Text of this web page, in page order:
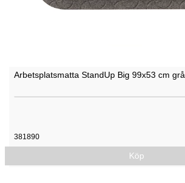
Arbetsplatsmatta StandUp Big 99x53 cm grå
381890
Köp